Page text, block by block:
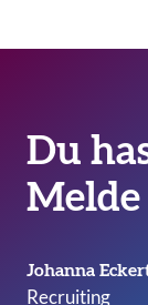
Du
Melde
Johanna
Recruiting